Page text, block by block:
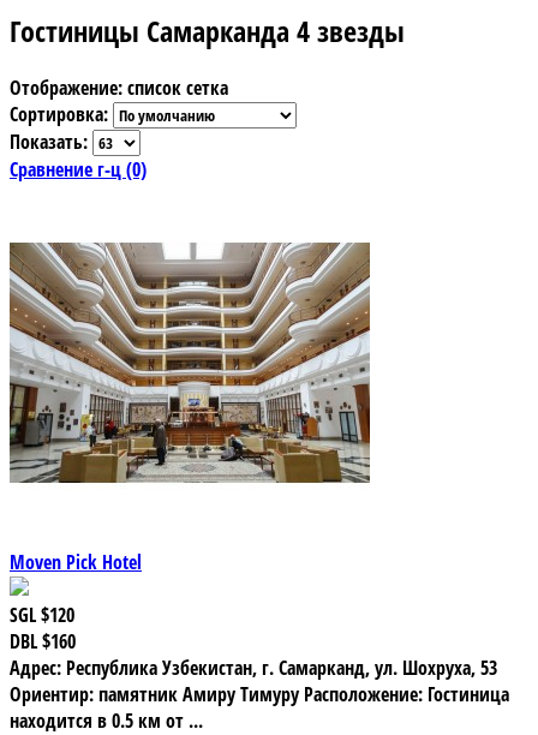
Гостиницы Самарканда 4 звезды
Отображение:списоксетка
Сортировка:
Показать:
Сравнение г-ц (0)
Moven Pick Hotel
SGL$120
DBL$160
Адрес: Республика Узбекистан, г. Самарканд, ул. Шохруха, 53
Ориентир: памятник Амиру Тимуру Расположение: Гостиница
находится в 0.5 км от ...